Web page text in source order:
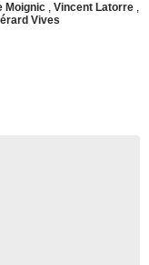
Moignic , Vincent Latorre ,
Vives